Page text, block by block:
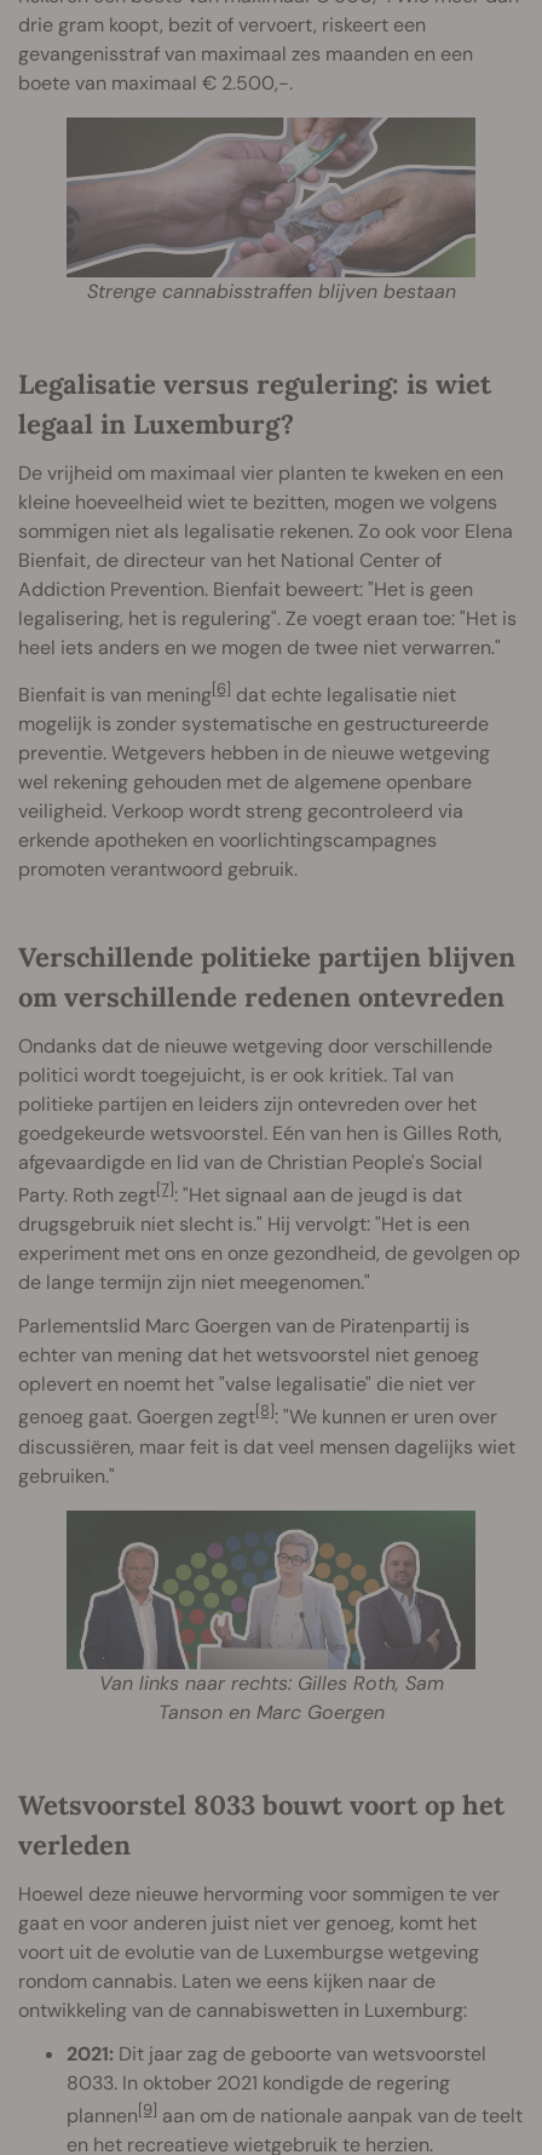
drie gram koopt, bezit of vervoert, riskeert een
gevangenisstraf van maximaal zes maanden en een
boete van maximaal € 2.500,-.
Strenge cannabisstraffen blijven bestaan
Legalisatie versus regulering: is wiet
legaal in Luxemburg?
De vrijheid om maximaal vier planten te kweken en een
kleine hoeveelheid wiet te bezitten, mogen we volgens
sommigen niet als legalisatie rekenen. Zo ook voor Elena
Bienfait, de directeur van het National Center of
Addiction Prevention. Bienfait beweert: "Het is geen
legalisering, het is regulering". Ze voegt eraan toe: "Het is
heel iets anders en we mogen de twee niet verwarren."
Bienfait is van mening[6] dat echte legalisatie niet
mogelijk is zonder systematische en gestructureerde
preventie. Wetgevers hebben in de nieuwe wetgeving
wel rekening gehouden met de algemene openbare
veiligheid. Verkoop wordt streng gecontroleerd via
erkende apotheken en voorlichtingscampagnes
promoten verantwoord gebruik.
Verschillende politieke partijen blijven
om verschillende redenen ontevreden
Ondanks dat de nieuwe wetgeving door verschillende
politici wordt toegejuicht, is er ook kritiek. Tal van
politieke partijen en leiders zijn ontevreden over het
goedgekeurde wetsvoorstel. Eén van hen is Gilles Roth,
afgevaardigde en lid van de Christian People's Social
Party. Roth zegt[7]: "Het signaal aan de jeugd is dat
drugsgebruik niet slecht is." Hij vervolgt: "Het is een
experiment met ons en onze gezondheid, de gevolgen op
de lange termijn zijn niet meegenomen."
Parlementslid Marc Goergen van de Piratenpartij is
echter van mening dat het wetsvoorstel niet genoeg
oplevert en noemt het "valse legalisatie" die niet ver
genoeg gaat. Goergen zegt[8]: "We kunnen er uren over
discussiëren, maar feit is dat veel mensen dagelijks wiet
gebruiken."
Van links naar rechts: Gilles Roth, Sam
Tanson en Marc Goergen
Wetsvoorstel 8033 bouwt voort op het
verleden
Hoewel deze nieuwe hervorming voor sommigen te ver
gaat en voor anderen juist niet ver genoeg, komt het
voort uit de evolutie van de Luxemburgse wetgeving
rondom cannabis. Laten we eens kijken naar de
ontwikkeling van de cannabiswetten in Luxemburg:
2021: Dit jaar zag de geboorte van wetsvoorstel
8033. In oktober 2021 kondigde de regering
plannen[9] aan om de nationale aanpak van de teelt
en het recreatieve wietgebruik te herzien.